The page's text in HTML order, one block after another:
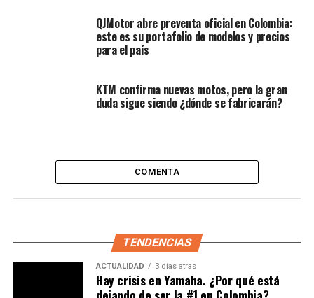
Los ingenieros dePubliMotosy los analistas
internacionales coinciden en que la futura YZF-R2 no
su lugar, se perfila como una evolución directa y
optimizada de dos modelos monocilíndricos altamente
exitosos en el portafolio global de la marca. Se trata de
(diseñada con las restricciones de
QJMotor abre preventa oficial en Colombia:
este es su portafolio de modelos y precios
para el país
KTM confirma nuevas motos, pero la gran
duda sigue siendo ¿dónde se fabricarán?
COMENTA
TENDENCIAS
ACTUALIDAD 3 días atras
Hay crisis en Yamaha. ¿Por qué está